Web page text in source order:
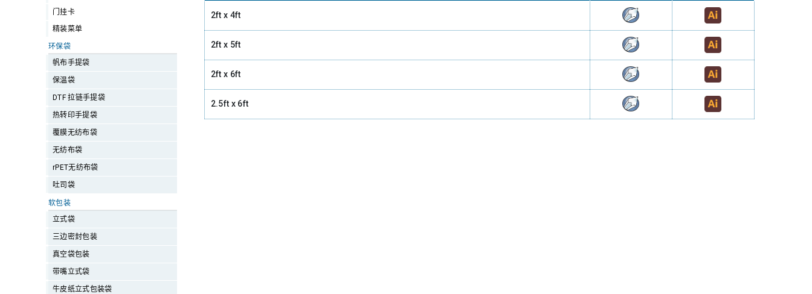
门挂卡
精装菜单
环保袋
帆布手提袋
保温袋
DTF 拉链手提袋
热转印手提袋
覆膜无纺布袋
无纺布袋
rPET无纺布袋
吐司袋
软包装
立式袋
三边密封包装
真空袋包装
带嘴立式袋
牛皮纸立式包装袋
2ft x 4ft
2ft x 5ft
2ft x 6ft
2.5ft x 6ft